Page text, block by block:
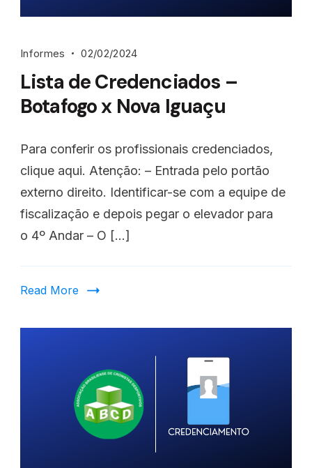
Informes 02/02/2024
Lista de Credenciados –
Botafogo x Nova Iguaçu
Para conferir os profissionais credenciados,
clique aqui. Atenção: – Entrada pelo portão
externo direito. Identificar-se com a equipe de
fiscalização e depois pegar o elevador para
o 4º Andar – O […]
Read More